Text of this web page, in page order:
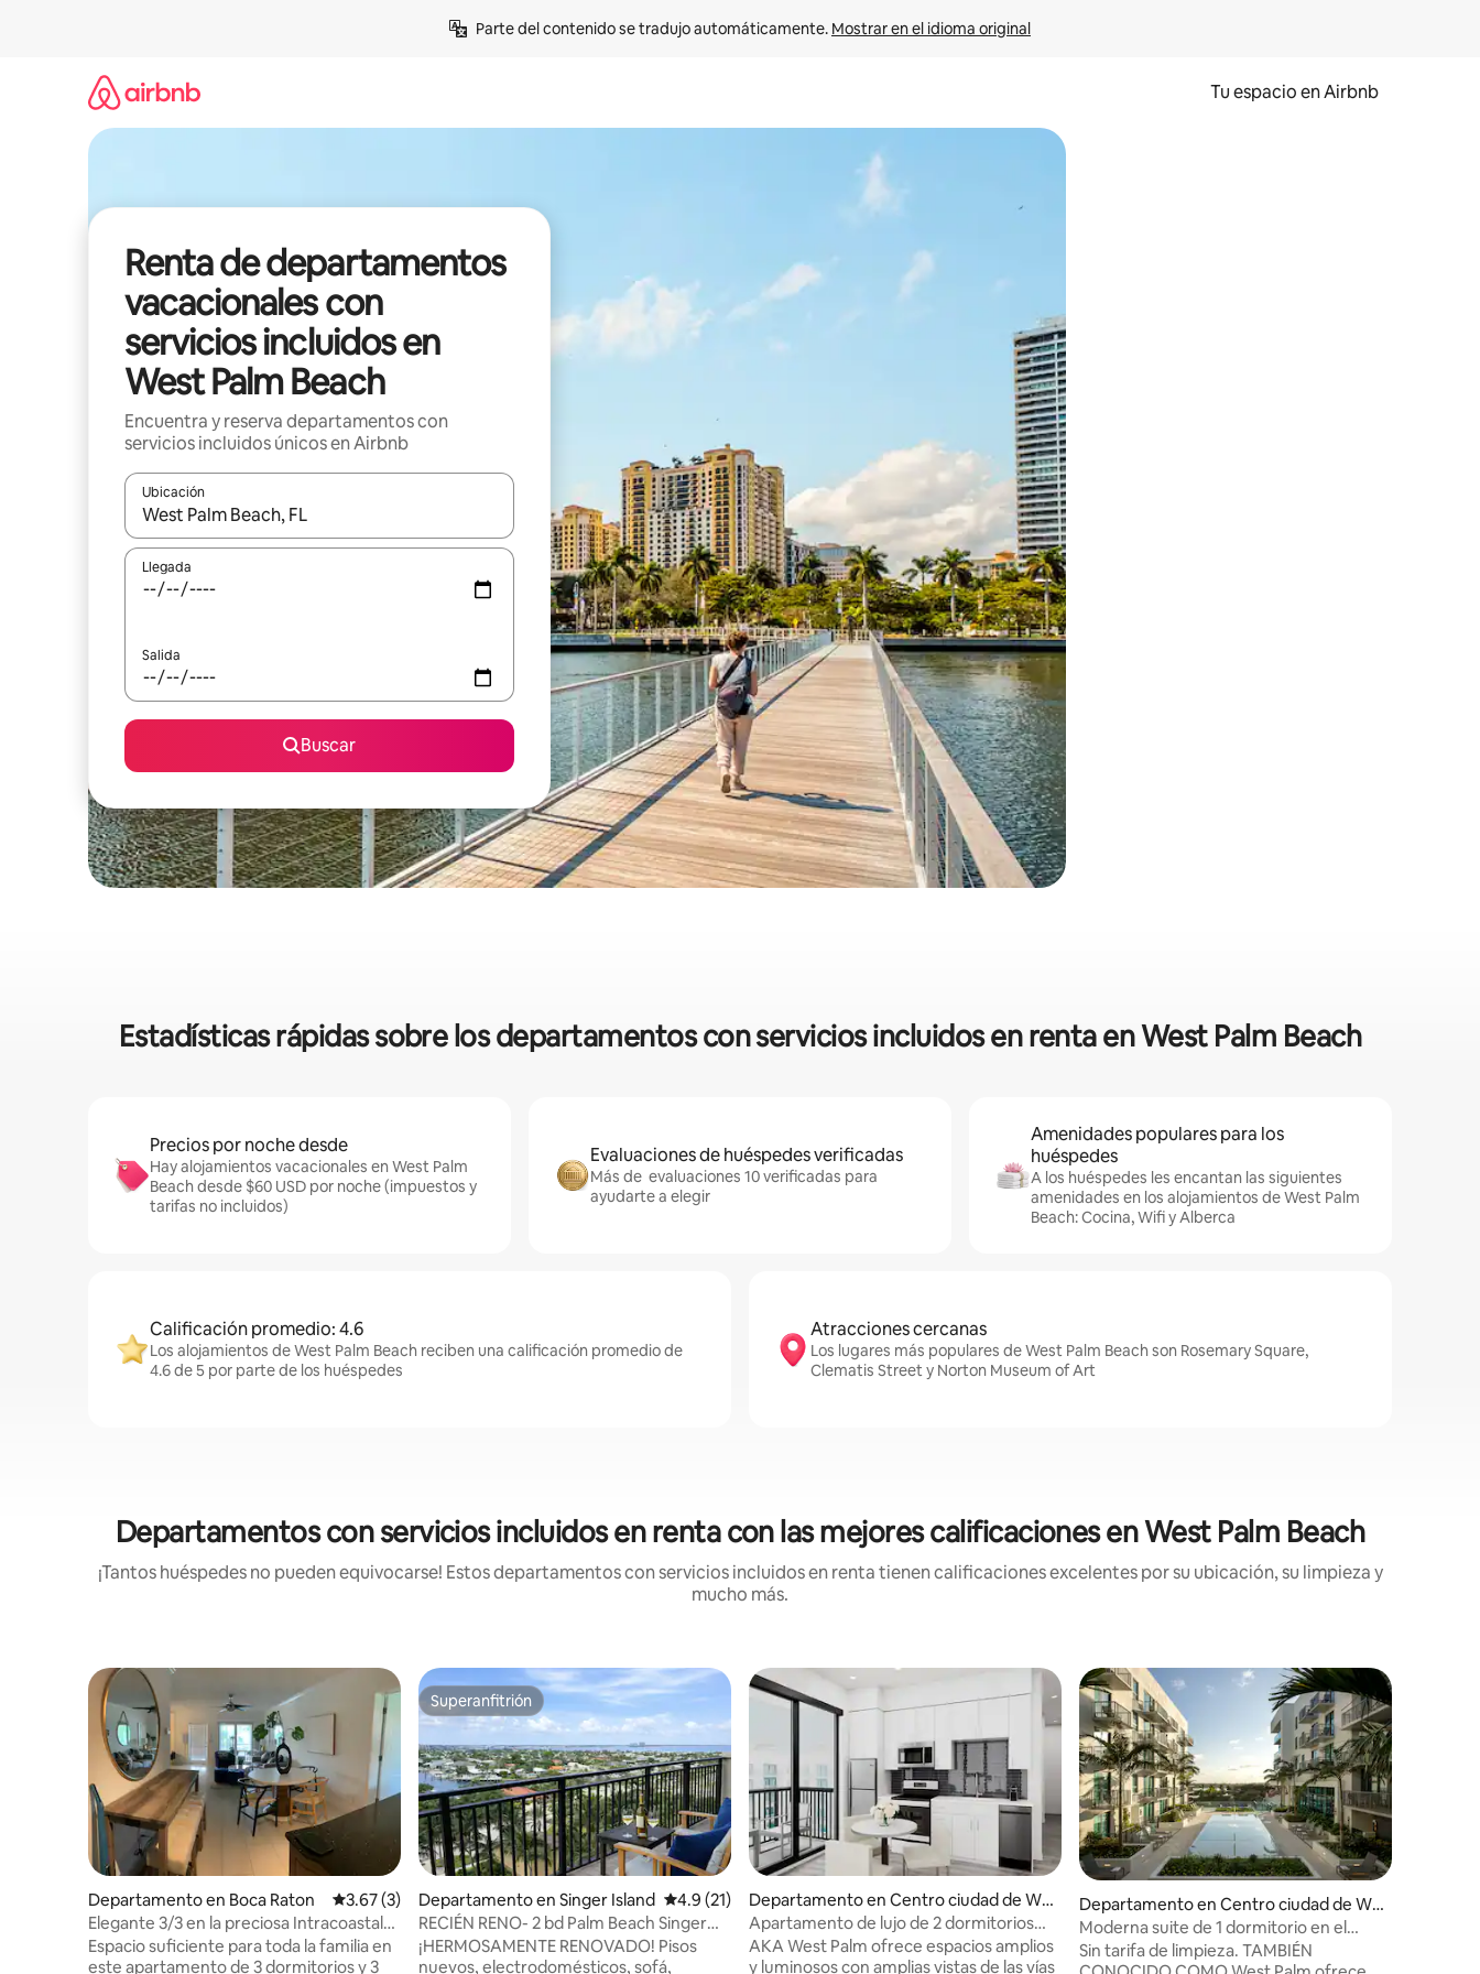
Parte del contenido se tradujo automáticamente. Mostrar en el idioma original
Tu espacio en Airbnb
Renta de departamentos
vacacionales con
servicios incluidos en
West Palm Beach
Encuentra y reserva departamentos con
servicios incluidos únicos en Airbnb
Ubicación
Cuando los resultados estén disponibles, podrás navegar usando las teclas de las flechas hacia arriba y hacia abajo, o bien tocando y deslizando la pantalla.
Llegada
Salida
Buscar
Estadísticas rápidas sobre los departamentos con servicios incluidos en renta en West Palm Beach
Precios por noche desde
Hay alojamientos vacacionales en West Palm
Beach desde $60 USD por noche (impuestos y
tarifas no incluidos)
Evaluaciones de huéspedes verificadas
Más de evaluaciones 10 verificadas para
ayudarte a elegir
Amenidades populares para los
huéspedes
A los huéspedes les encantan las siguientes
amenidades en los alojamientos de West Palm
Beach: Cocina, Wifi y Alberca
Calificación promedio: 4.6
Los alojamientos de West Palm Beach reciben una calificación promedio de
4.6 de 5 por parte de los huéspedes
Atracciones cercanas
Los lugares más populares de West Palm Beach son Rosemary Square,
Clematis Street y Norton Museum of Art
Departamentos con servicios incluidos en renta con las mejores calificaciones en West Palm Beach
¡Tantos huéspedes no pueden equivocarse! Estos departamentos con servicios incluidos en renta tienen calificaciones excelentes por su ubicación, su limpieza y
mucho más.
Departamento en Boca Raton Calificación promedio: 3.67 de 5; 3 evaluaciones
3.67 (3)
Elegante 3/3 en la preciosa Intracoastal
de Boca
Espacio suficiente para toda la familia en
este apartamento de 3 dormitorios y 3
Superanfitrión
Superanfitrión
Departamento en Singer Island Calificación promedio: 4.9 de 5; 21 evaluaciones
4.9 (21)
RECIÉN RENO- 2 bd Palm Beach Singer
Resort & spa
¡HERMOSAMENTE RENOVADO! Pisos
nuevos, electrodomésticos, sofá,
Departamento en Centro ciudad de We
st Palm Beach
Apartamento de lujo de 2 dormitorios
con vista a la costa en West Palm
AKA West Palm ofrece espacios amplios
y luminosos con amplias vistas de las vías
Departamento en Centro ciudad de We
st Palm Beach
Moderna suite de 1 dormitorio en el
centro de West Palm
Sin tarifa de limpieza. TAMBIÉN